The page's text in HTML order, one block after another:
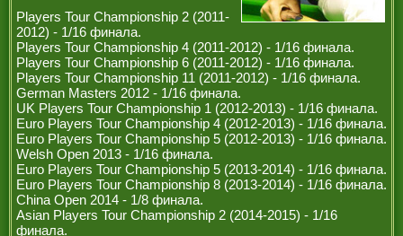
ЧЕМПИОНЫ МИРА
ЛЕГЕНДЫ СНУКЕРА
РЕФЕРИ
Players Tour Championship 2 (2011-
2012) - 1/16 финала.
Players Tour Championship 4 (2011-2012) - 1/16 финала.
Players Tour Championship 6 (2011-2012) - 1/16 финала.
Players Tour Championship 11 (2011-2012) - 1/16 финала.
German Masters 2012 - 1/16 финала.
UK Players Tour Championship 1 (2012-2013) - 1/16 финала.
Euro Players Tour Championship 4 (2012-2013) - 1/16 финала.
Euro Players Tour Championship 5 (2012-2013) - 1/16 финала.
Welsh Open 2013 - 1/16 финала.
Euro Players Tour Championship 5 (2013-2014) - 1/16 финала.
Euro Players Tour Championship 8 (2013-2014) - 1/16 финала.
China Open 2014 - 1/8 финала.
Asian Players Tour Championship 2 (2014-2015) - 1/16
финала.